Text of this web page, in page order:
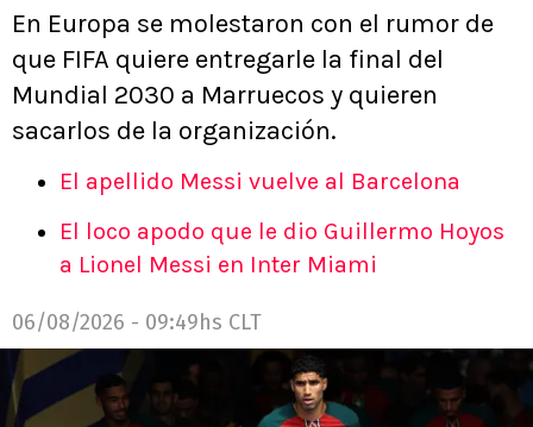
En Europa se molestaron con el rumor de
que FIFA quiere entregarle la final del
Mundial 2030 a Marruecos y quieren
sacarlos de la organización.
El apellido Messi vuelve al Barcelona
El loco apodo que le dio Guillermo Hoyos
a Lionel Messi en Inter Miami
06/08/2026 - 09:49hs CLT